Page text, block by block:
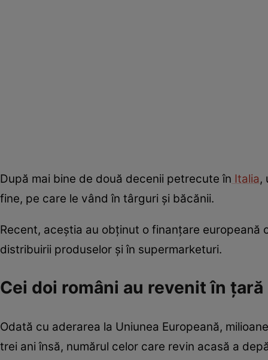
După mai bine de două decenii petrecute în Italia,
fine, pe care le vând în târguri și băcănii.
Recent, aceștia au obținut o finanțare
distribuirii produselor și în supermarketuri.
Cei doi români au revenit în
Odată cu aderarea la Uniunea Europeană,
trei ani însă, numărul celor care revin acasă a